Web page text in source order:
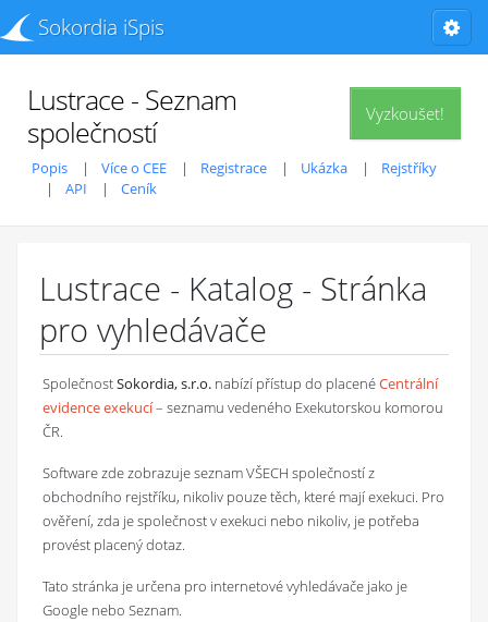
Sokordia iSpis
Vyzkoušet!
Lustrace - Seznam
společností
Popis Více o CEE Registrace Ukázka
Rejstříky
API
Ceník
Lustrace - Katalog - Stránka
pro vyhledávače
SpolečnostSokordia, s.r.o. nabízí přístup do placenéCentrální
evidence exekucí– seznamu vedeného Exekutorskou komorou
ČR.
Software zde zobrazuje seznam VŠECH společností z
obchodního rejstříku, nikoliv pouze těch, které mají exekuci. Pro
ověření, zda je společnost v exekuci nebo nikoliv, je potřeba
provést placený dotaz.
Tato stránka je určena pro internetové vyhledávače jako je
Google nebo Seznam.